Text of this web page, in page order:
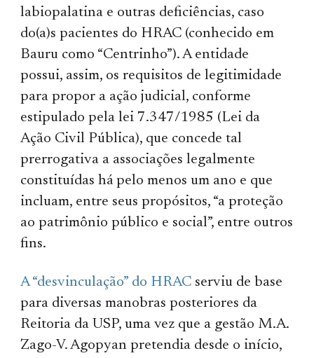
labiopalatina e outras deficiências, caso
do(a)s pacientes do HRAC (conhecido em
Bauru como “Centrinho”). A entidade
possui, assim, os requisitos de legitimidade
para propor a ação judicial, conforme
estipulado pela lei 7.347/1985 (Lei da
Ação Civil Pública), que concede tal
prerrogativa a associações legalmente
constituídas há pelo menos um ano e que
incluam, entre seus propósitos, “a proteção
ao patrimônio público e social”, entre outros
fins.
A “desvinculação” do HRAC serviu de base
para diversas manobras posteriores da
Reitoria da USP, uma vez que a gestão M.A.
Zago-V. Agopyan pretendia desde o início,